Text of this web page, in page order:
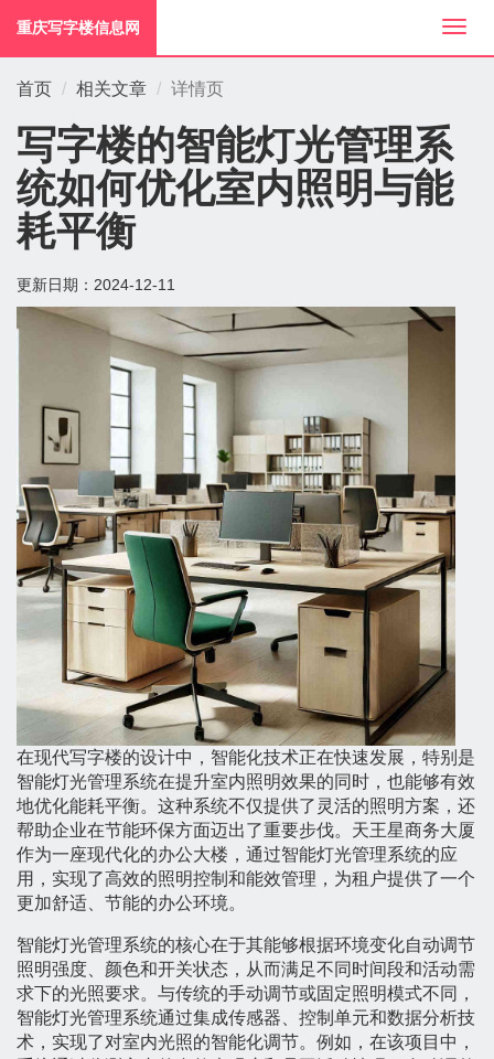
切
换
重庆写字楼信息网
首页 相关文章 详情页
写字楼的智能灯光管理系
统如何优化室内照明与能
耗平衡
更新日期： 2024-12-11
在现代写字楼的设计中，智能化技术正在快速发展，特别是
智能灯光管理系统在提升室内照明效果的同时，也能够有效
地优化能耗平衡。这种系统不仅提供了灵活的照明方案，还
帮助企业在节能环保方面迈出了重要步伐。天王星商务大厦
作为一座现代化的办公大楼，通过智能灯光管理系统的应
用，实现了高效的照明控制和能效管理，为租户提供了一个
更加舒适、节能的办公环境。
智能灯光管理系统的核心在于其能够根据环境变化自动调节
照明强度、颜色和开关状态，从而满足不同时间段和活动需
求下的光照要求。与传统的手动调节或固定照明模式不同，
智能灯光管理系统通过集成传感器、控制单元和数据分析技
术，实现了对室内光照的智能化调节。例如，在该项目中，